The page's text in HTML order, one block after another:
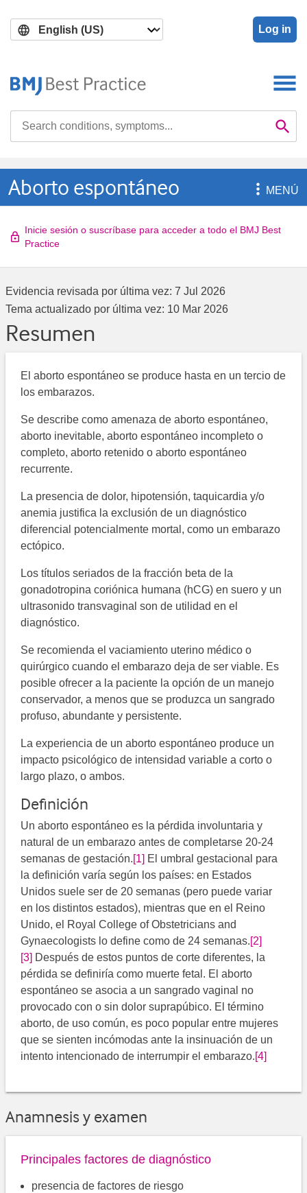
main
search
Log in

Aborto espontáneo MENÚ
Inicie sesión o suscríbase para acceder a todo el BMJ Best
Practice
Evidencia revisada por última vez: 7 Jul 2026
Tema actualizado por última vez: 10 Mar 2026
Resumen
El aborto espontáneo se produce hasta en un tercio de
los embarazos.
Se describe como amenaza de aborto espontáneo,
aborto inevitable, aborto espontáneo incompleto o
completo, aborto retenido o aborto espontáneo
recurrente.
La presencia de dolor, hipotensión, taquicardia y/o
anemia justifica la exclusión de un diagnóstico
diferencial potencialmente mortal, como un embarazo
ectópico.
Los títulos seriados de la fracción beta de la
gonadotropina coriónica humana (hCG) en suero y un
ultrasonido transvaginal son de utilidad en el
diagnóstico.
Se recomienda el vaciamiento uterino médico o
quirúrgico cuando el embarazo deja de ser viable. Es
posible ofrecer a la paciente la opción de un manejo
conservador, a menos que se produzca un sangrado
profuso, abundante y persistente.
La experiencia de un aborto espontáneo produce un
impacto psicológico de intensidad variable a corto o
largo plazo, o ambos.
Definición
Un aborto espontáneo es la pérdida involuntaria y
natural de un embarazo antes de completarse 20-24
semanas de gestación.[1] El umbral gestacional para
la definición varía según los países: en Estados
Unidos suele ser de 20 semanas (pero puede variar
en los distintos estados), mientras que en el Reino
Unido, el Royal College of Obstetricians and
Gynaecologists lo define como de 24 semanas.[2]
[3] Después de estos puntos de corte diferentes, la
pérdida se definiría como muerte fetal. El aborto
espontáneo se asocia a un sangrado vaginal no
provocado con o sin dolor suprapúbico. El término
aborto, de uso común, es poco popular entre mujeres
que se sienten incómodas ante la insinuación de un
intento intencionado de interrumpir el embarazo.[4]
Anamnesis y examen
Principales factores de diagnóstico
presencia de factores de riesgo